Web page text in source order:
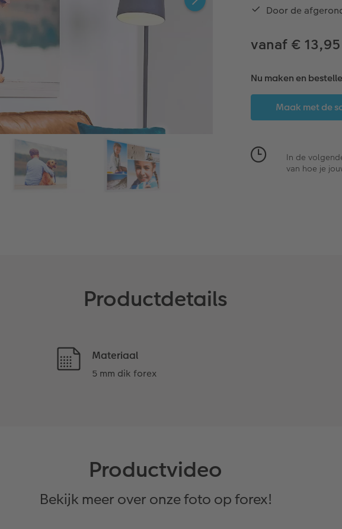
Door de
vanaf € 13,95
Nu maken en
In de
van hoe je
Productdetails
Materiaal
5 mm dik forex
Productvideo
Bekijk meer over onze foto op forex!